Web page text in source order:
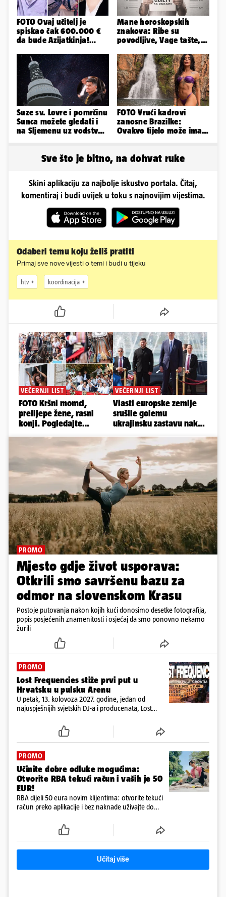
FOTO Ovaj učitelj je
spiskao čak 600.000 €
da bude Azijatkinja!
muško...
Mane horoskopskih
znakova: Ribe su
povodljive, Vage tašte,
sebičan...
Suze sv. Lovre i pomrčinu
Sunca možete gledati i
na Sljemenu uz vodstvo
FOTO Vrući kadrovi
zanosne Brazilke:
Ovakvo tijelo može imati
Sve što je bitno, na dohvat ruke
Skini aplikaciju za najbolje iskustvo portala. Čitaj,
komentiraj i budi uvijek u toku s najnovijim vijestima.
Odaberi temu koju želiš pratiti
Primaj sve nove vijesti o temi i budi u tijeku
htv koordinacija
PROMO
Mjesto gdje život usporava:
Otkrili smo savršenu bazu za
odmor na slovenskom Krasu
Postoje putovanja nakon kojih kući donosimo desetke fotografija,
popis posjećenih znamenitosti i osjećaj da smo ponovno nekamo
žurili
PROMO
Lost Frequencies stiže prvi put u
Hrvatsku u pulsku Arenu
U petak, 13. kolovoza 2027. godine, jedan od
najuspješnijih svjetskih DJ-a i producenata, Lost
hrvatskom publikom, i to u veličanstvenoj Areni
PROMO
Učinite dobre odluke mogućima:
Otvorite RBA tekući račun i vaših je 50
EUR!
RBA dijeli 50 eura novim klijentima: otvorite tekući
račun preko aplikacije i bez naknade uživajte do
Učitaj više